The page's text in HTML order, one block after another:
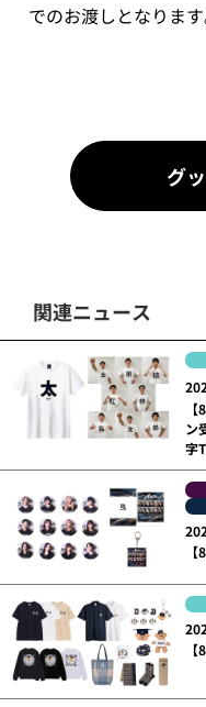
でのお渡しとなります
グ
関連ニュース
ン
字